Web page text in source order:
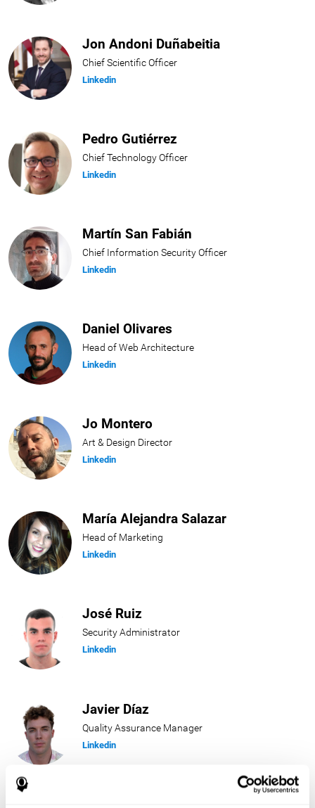
Jon Andoni Duñabeitia
Chief Scientific Officer
Linkedin
Pedro Gutiérrez
Chief Technology Officer
Linkedin
Martín San Fabián
Chief Information Security Officer
Linkedin
Daniel Olivares
Head of Web Architecture
Linkedin
Jo Montero
Art & Design Director
Linkedin
María Alejandra Salazar
Head of Marketing
Linkedin
José Ruiz
Security Administrator
Linkedin
Javier Díaz
Quality Assurance Manager
Linkedin